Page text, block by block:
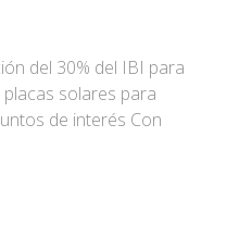
del 30% del IBI para
solares para
de interés Con